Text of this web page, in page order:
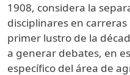
1908, considera la
disciplinares en
primer lustro de la
a generar debates, en
específico del área de